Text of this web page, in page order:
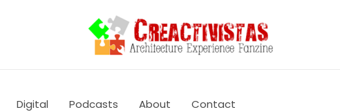
Digital Podcasts About Contact